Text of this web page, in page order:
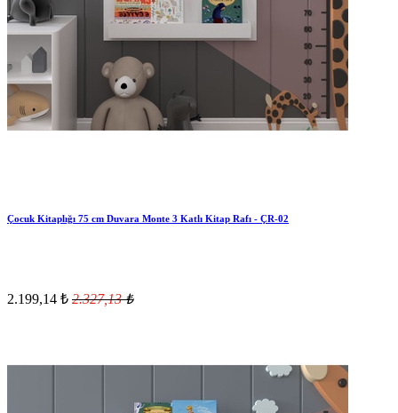
Çocuk Kitaplığı 75 cm Duvara Monte 3 Katlı Kitap Rafı - ÇR-02
2.199,14 ₺ 2.327,13₺